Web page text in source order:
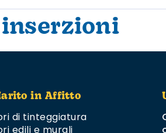
in Affitto
di tinteggiatura
edili e murali